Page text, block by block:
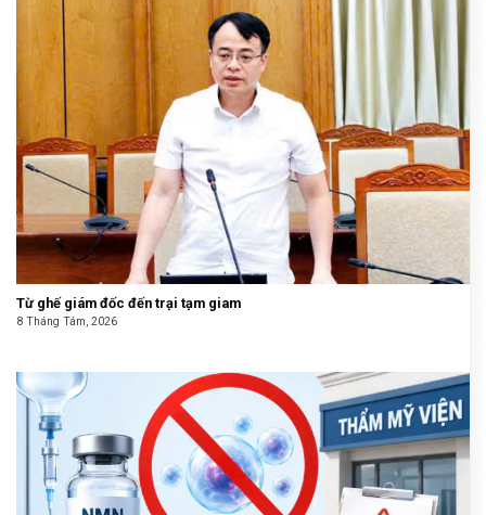
Từ ghế giám đốc đến trại tạm giam
8 Tháng Tám, 2026